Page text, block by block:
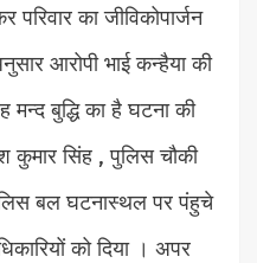
का जीविकोपार्जन
आरोपी भाई कन्हैया की
मन्द बुद्धि का है घटना की
कुमार सिंह , पुलिस चौकी
बल घटनास्थल पर पंहुचे
को दिया । अपर